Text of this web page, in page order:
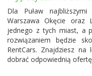
Dla Puław
Warszawa Okęcie oraz
jednego z tych miast, a
rozwiązaniem będzie
RentCars. Znajdziesz
dobrać odpowiednią